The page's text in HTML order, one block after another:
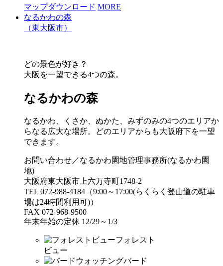
マップダウンロード MORE
なるかわの森
（東大阪市）
どの景色が好き？
大阪を一望できる4つの森。
なるかわの森
なるかわ、くさか、ぬかた、みずのみの4つのエリアか
らなる広大な場所。どのエリアからも大阪府下を一望
できます。
お問い合わせ／なるかわ園地管理事務所(なるかわ園
地)
大阪府東大阪市上六万寺町1748-2
TEL 072-988-4184（9:00～17:00(らくらく登山道の駐車
場は24時間利用可)）
FAX 072-968-9500
年末年始の定休 12/29～1/3
フォレスト
ビュー
バード